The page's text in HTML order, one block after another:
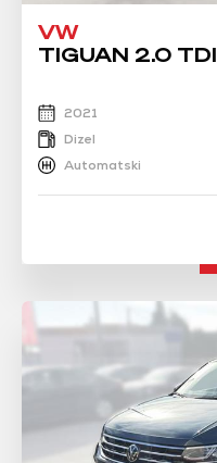
VW
TIGUAN 2.0 TDI
2021
Dizel
Automatski